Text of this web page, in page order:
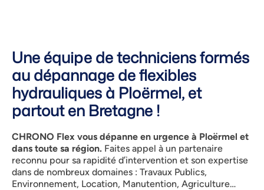
Une équipe de techniciens formés
au dépannage de flexibles
hydrauliques à Ploërmel, et
partout en Bretagne !
CHRONO Flex vous dépanne en urgence à Ploërmel et
dans toute sa région. Faites appel à un partenaire
reconnu pour sa rapidité d’intervention et son expertise
dans de nombreux domaines : Travaux Publics,
Environnement, Location, Manutention, Agriculture…